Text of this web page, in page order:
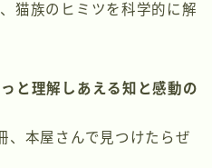
猫族のヒミツを科学的に解
と理解しあえる知と感動の
、本屋さんで見つけたらぜ